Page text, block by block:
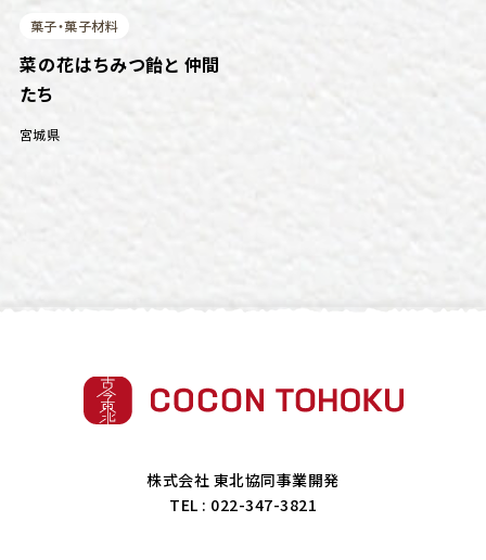
菓子・菓子材料
菜の花はちみつ飴と 仲間
たち
宮城県
株式会社 東北協同事業開発
TEL : 022-347-3821